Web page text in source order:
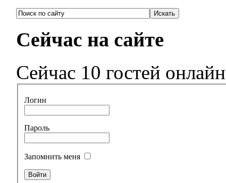
Сейчас на сайте
Сейчас 10 гостей онлайн
Логин
Пароль
Запомнить меня